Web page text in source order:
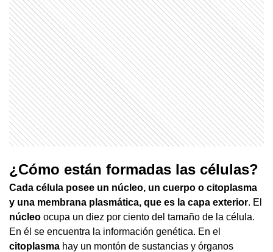
¿Cómo están formadas las células?
Cada célula posee un núcleo, un cuerpo o citoplasma
y una membrana plasmática, que es la capa exterior. El
núcleo ocupa un diez por ciento del tamaño de la célula.
En él se encuentra la información genética. En el
citoplasma hay un montón de sustancias y órganos